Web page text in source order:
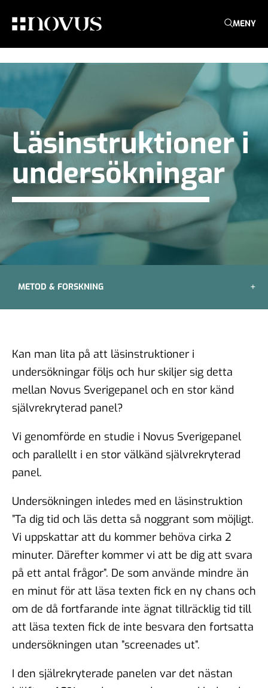
MENY
Läsinstruktioner i
undersökningar
METOD & FORSKNING
Kan man lita på att läsinstruktioner i
undersökningar följs och hur skiljer sig detta
mellan Novus Sverigepanel och en stor känd
självrekryterad panel?
Vi genomförde en studie i Novus Sverigepanel
och parallellt i en stor välkänd självrekryterad
panel.
Undersökningen inledes med en läsinstruktion
”Ta dig tid och läs detta så noggrant som möjligt.
Vi uppskattar att du kommer behöva cirka 2
minuter. Därefter kommer vi att be dig att svara
på ett antal frågor”. De som använde mindre än
en minut för att läsa texten fick en ny chans och
om de då fortfarande inte ägnat tillräcklig tid till
att läsa texten fick de inte besvara den fortsatta
undersökningen utan ”screenades ut”.
I den själrekryterade panelen var det nästan